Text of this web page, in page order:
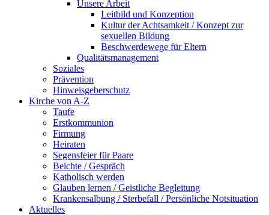
Unsere Arbeit
Leitbild und Konzeption
Kultur der Achtsamkeit / Konzept zur
sexuellen Bildung
Beschwerdewege für Eltern
Qualitätsmanagement
Soziales
Prävention
Hinweisgeberschutz
Kirche von A-Z
Taufe
Erst­kommunion
Firmung
Heiraten
Segensfeier für Paare
Beichte /​ Gespräch
Katholisch werden
Glauben lernen / Geistliche Begleitung
Krankensalbung / Sterbefall / Persönliche Notsituation
Aktuelles